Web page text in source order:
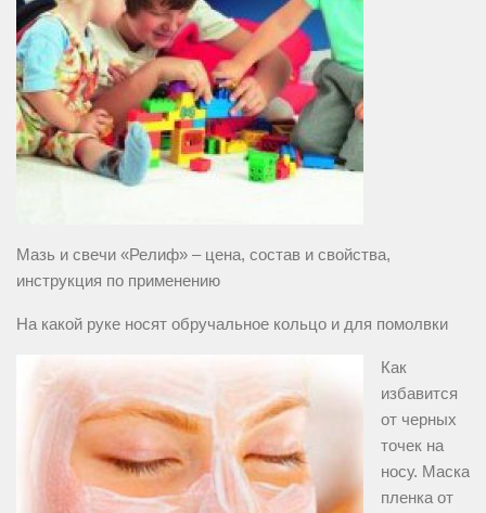
Мазь и свечи «Релиф» – цена, состав и свойства,
инструкция по применению
На какой руке носят обручальное кольцо и для помолвки
Как
избавится
от черных
точек на
носу. Маска
пленка от